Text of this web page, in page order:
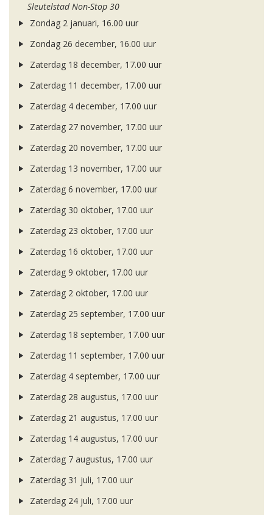
Sleutelstad Non-Stop 30
Zondag 2 januari, 16.00 uur
Zondag 26 december, 16.00 uur
Zaterdag 18 december, 17.00 uur
Zaterdag 11 december, 17.00 uur
Zaterdag 4 december, 17.00 uur
Zaterdag 27 november, 17.00 uur
Zaterdag 20 november, 17.00 uur
Zaterdag 13 november, 17.00 uur
Zaterdag 6 november, 17.00 uur
Zaterdag 30 oktober, 17.00 uur
Zaterdag 23 oktober, 17.00 uur
Zaterdag 16 oktober, 17.00 uur
Zaterdag 9 oktober, 17.00 uur
Zaterdag 2 oktober, 17.00 uur
Zaterdag 25 september, 17.00 uur
Zaterdag 18 september, 17.00 uur
Zaterdag 11 september, 17.00 uur
Zaterdag 4 september, 17.00 uur
Zaterdag 28 augustus, 17.00 uur
Zaterdag 21 augustus, 17.00 uur
Zaterdag 14 augustus, 17.00 uur
Zaterdag 7 augustus, 17.00 uur
Zaterdag 31 juli, 17.00 uur
Zaterdag 24 juli, 17.00 uur